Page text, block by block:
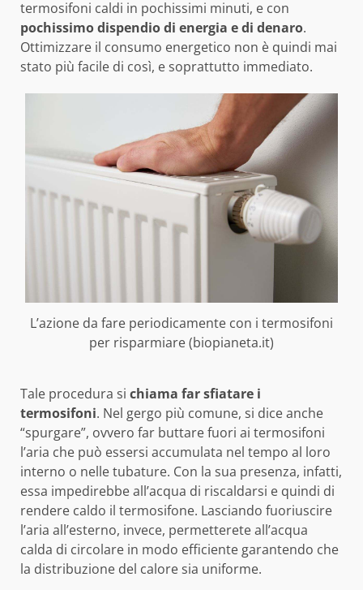
termosifoni caldi in pochissimi minuti, e con
pochissimo dispendio di energia e di denaro.
Ottimizzare il consumo energetico non è quindi mai
stato più facile di così, e soprattutto immediato.
L’azione da fare periodicamente con i termosifoni
per risparmiare (biopianeta.it)
Tale procedura si chiama far sfiatare i
termosifoni. Nel gergo più comune, si dice anche
“spurgare”, ovvero far buttare fuori ai termosifoni
l’aria che può essersi accumulata nel tempo al loro
interno o nelle tubature. Con la sua presenza, infatti,
essa impedirebbe all’acqua di riscaldarsi e quindi di
rendere caldo il termosifone. Lasciando fuoriuscire
l’aria all’esterno, invece, permetterete all’acqua
calda di circolare in modo efficiente garantendo che
la distribuzione del calore sia uniforme.